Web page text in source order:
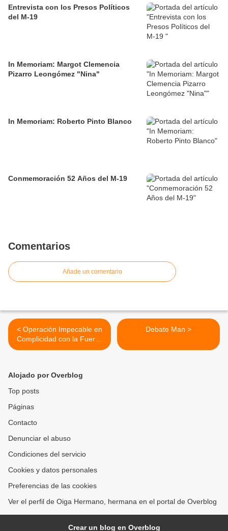
Entrevista con los Presos Políticos
del M-19
In Memoriam: Margot Clemencia
Pizarro Leongómez "Nina"
In Memoriam: Roberto Pinto Blanco
Conmemoración 52 Años del M-19
Comentarios
Añade un comentario
< Operación Impecable en
Complicidad con la Fuerza
Pública.
Debate Man >
Alojado por Overblog
Top posts
Páginas
Contacto
Denunciar el abuso
Condiciones del servicio
Cookies y datos personales
Preferencias de las cookies
Ver el perfil de Oiga Hermano, hermana en el portal de Overblog
Crear un blog en Overblog